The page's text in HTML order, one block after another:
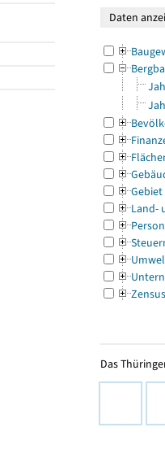
Gebiet
Land-
Zensus
Das